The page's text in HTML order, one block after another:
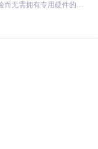
基于Python的Xiaozhi AI，适用于想要完整Xiaozhi体验而无需拥有专用硬件的用户。